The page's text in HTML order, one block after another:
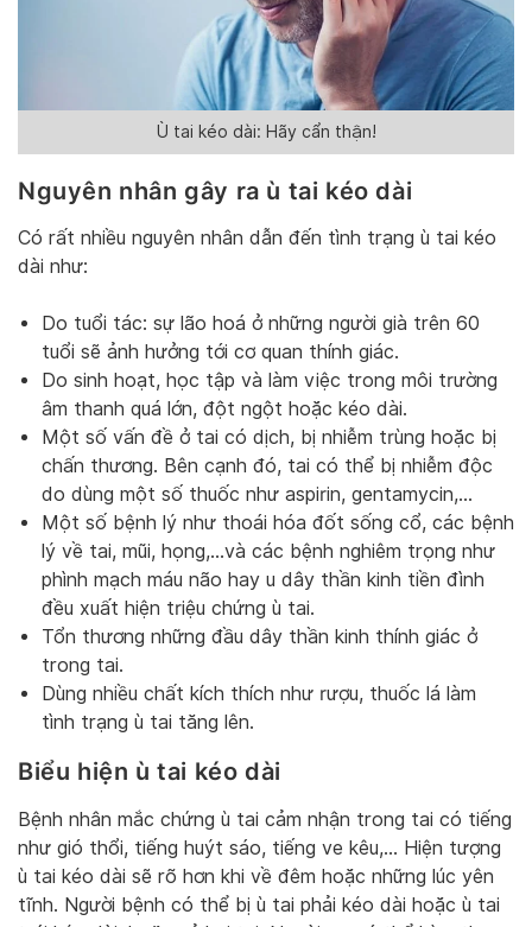
Ù tai kéo dài: Hãy cẩn thận!
Nguyên nhân gây ra ù tai kéo dài
Có rất nhiều nguyên nhân dẫn đến tình trạng ù tai kéo
dài như:
Do tuổi tác: sự lão hoá ở những người già trên 60
tuổi sẽ ảnh hưởng tới cơ quan thính giác.
Do sinh hoạt, học tập và làm việc trong môi trường
âm thanh quá lớn, đột ngột hoặc kéo dài.
Một số vấn đề ở tai có dịch, bị nhiễm trùng hoặc bị
chấn thương. Bên cạnh đó, tai có thể bị nhiễm độc
do dùng một số thuốc như aspirin, gentamycin,…
Một số bệnh lý như thoái hóa đốt sống cổ, các bệnh
lý về tai, mũi, họng,…và các bệnh nghiêm trọng như
phình mạch máu não hay u dây thần kinh tiền đình
đều xuất hiện triệu chứng ù tai.
Tổn thương những đầu dây thần kinh thính giác ở
trong tai.
Dùng nhiều chất kích thích như rượu, thuốc lá làm
tình trạng ù tai tăng lên.
Biểu hiện ù tai kéo dài
Bệnh nhân mắc chứng ù tai cảm nhận trong tai có tiếng
như gió thổi, tiếng huýt sáo, tiếng ve kêu,… Hiện tượng
ù tai kéo dài sẽ rõ hơn khi về đêm hoặc những lúc yên
tĩnh. Người bệnh có thể bị ù tai phải kéo dài hoặc ù tai